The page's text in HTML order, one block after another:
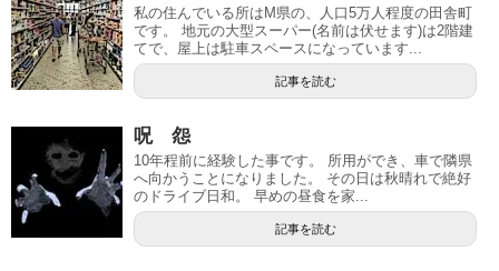
私の住んでいる所はM県の、人口5万人程度の田舎町
です。 地元の大型スーパー(名前は伏せます)は2階建
てで、屋上は駐車スペースになっています...
記事を読む
呪 怨
10年程前に経験した事です。 所用ができ、車で隣県
へ向かうことになりました。 その日は秋晴れで絶好
のドライブ日和。 早めの昼食を家...
記事を読む